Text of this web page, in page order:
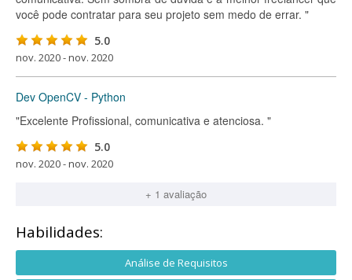
você pode contratar para seu projeto sem medo de errar. "
5.0
nov. 2020 - nov. 2020
Dev OpenCV - Python
"Excelente Profissional, comunicativa e atenciosa. "
5.0
nov. 2020 - nov. 2020
+ 1 avaliação
Habilidades:
Análise de Requisitos